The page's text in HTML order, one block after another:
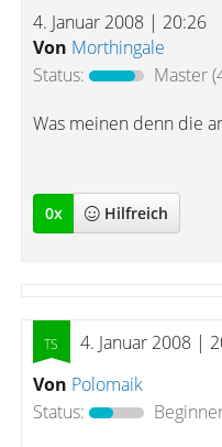
4. Januar 2008 | 20:26
Von Morthingale
Status:
Master
Was meinen denn die
0x Hilfreich
4. Januar 2008 |
Von Polomaik
Status: